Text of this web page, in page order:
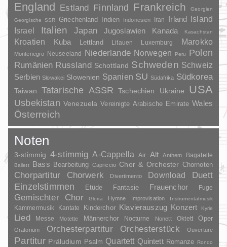
England Estland Finnland Frankreich
Georgien
Georgische SSR
Griechenland Indien Indonesien Iran Irland
Island
Israel
Italien Japan Jugoslawien Kanada Kasachstan
Kroatien Kuba Lettland Litauen Luxemburg Marokko
Montenegro Neuseeland Niederlande Norwegen Peru
Polen
Rumänien Russland Schottland Schweden Schweiz
Serbien Slowakei Slowenien Spanien SU Südafrika Südkorea
Taiwan Tatarische ASSR Tschechien Ukraine USA
Usbekistan Venezuela Vereinigte Arabische Emirate Wales
Österreich
Noten
3-stimmig 4-stimmig A-Cappella Air Alt Anthem Bagatelle
Ballett Bass Bearbeitung Capriccio Chor & Orchester Chornoten
Chorpartitur Chorwerk Divertimento Download
Duett
Einzelstimmen
Etüde Fantasie Frauenchor Fuge
Gemischter Chor Gloria Hymne Improvisation Instrumentalmusik
Kammermusik Kantate Kinderchor Klavierauszug Konzert Kyrie
Lied Messe Motette Männerchor Nocturne Nonett Oktett Oper
Oratorium Orchesterpartitur Orchesterstück Ouvertüre
Partitur Präludium Psalm Quartett Quintett Romanze Rondo